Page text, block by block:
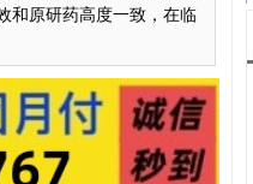
和原研药高度一致，在临